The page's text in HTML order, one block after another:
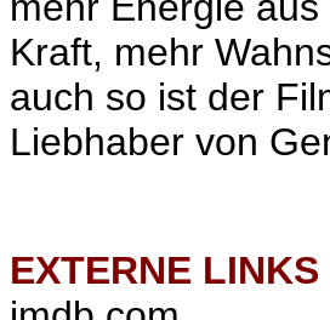
Kraft, mehr
auch so ist der
Liebhaber von
EXTERNE LINKS